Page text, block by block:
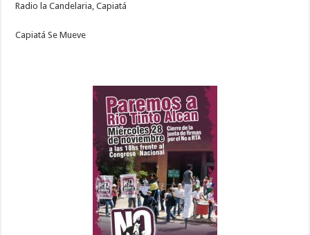
Radio la Candelaria, Capiatá
Capiatá Se Mueve